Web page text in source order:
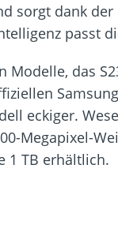
sorgt dank
passt
das
eckiger.
Megapixel-
1 TB erhältlich.